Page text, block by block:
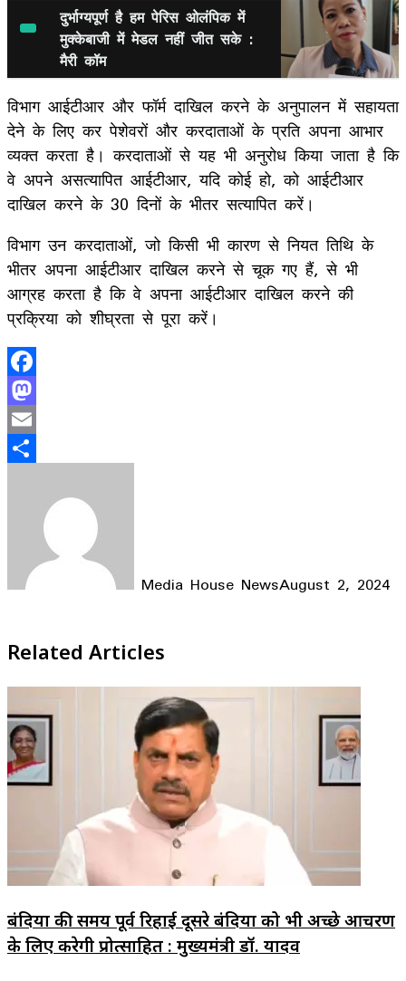
दुर्भाग्यपूर्ण है हम पेरिस ओलंपिक में
मुक्केबाजी में मेडल नहीं जीत सके :
मैरी कॉम
विभाग आईटीआर और फॉर्म दाखिल करने के अनुपालन में सहायता
देने के लिए कर पेशेवरों और करदाताओं के प्रति अपना आभार
व्यक्त करता है। करदाताओं से यह भी अनुरोध किया जाता है कि
वे अपने असत्यापित आईटीआर, यदि कोई हो, को आईटीआर
दाखिल करने के 30 दिनों के भीतर सत्यापित करें।
विभाग उन करदाताओं, जो किसी भी कारण से नियत तिथि के
भीतर अपना आईटीआर दाखिल करने से चूक गए हैं, से भी
आग्रह करता है कि वे अपना आईटीआर दाखिल करने की
प्रक्रिया को शीघ्रता से पूरा करें।
Facebook
Mastodon
Email
Media House NewsAugust 2, 2024
Related Articles
बंदियों की समय पूर्व रिहाई दूसरे बंदियों को भी अच्छे आचरण
के लिए करेगी प्रोत्साहित : मुख्यमंत्री डॉ. यादव